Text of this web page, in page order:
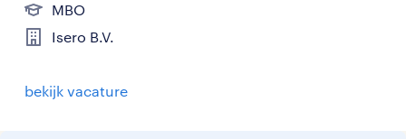
MBO
Isero B.V.
bekijk vacature